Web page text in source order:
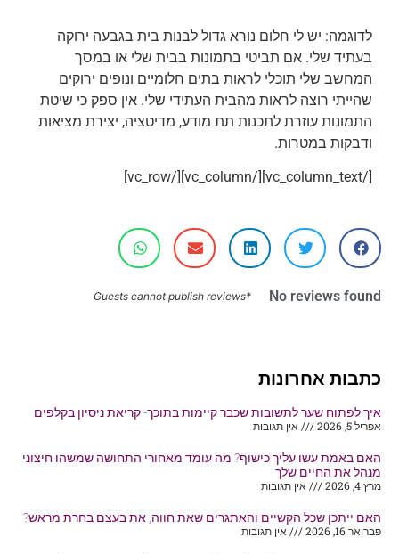
כתבות אחרונות
איך לפתוח שער לתשובות שכבר קיימות בתוכך- קריאת ניסיון בקלפים
אפריל 5, 2026
אין תגובות
האם באמת עשו עליך כישוף? מה עומד מאחורי התחושה שמשהו חיצוני
מנהל את החיים שלך
מרץ 4, 2026
אין תגובות
האם ייתכן שכל הקשיים והאתגרים שאת חווה, את בעצם בחרת מראש?
פברואר 16, 2026
אין תגובות
לדוגמה: יש לי חלום נורא גדול לבנות בית בגבעה ירוקה
בעתיד שלי. אם תביטי בתמונות בבית שלי או במסך
המחשב שלי תוכלי לראות בתים חלומיים ונופים ירוקים
שהייתי רוצה לראות מהבית העתידי שלי. אין ספק כי שיטת
התמונות עוזרת לתכנות תת מודע, מדיטציה, יצירת מציאות
ודבקות במטרות.
[/vc_column_text][/vc_column][/vc_row]
No reviews found
*Guests cannot publish reviews